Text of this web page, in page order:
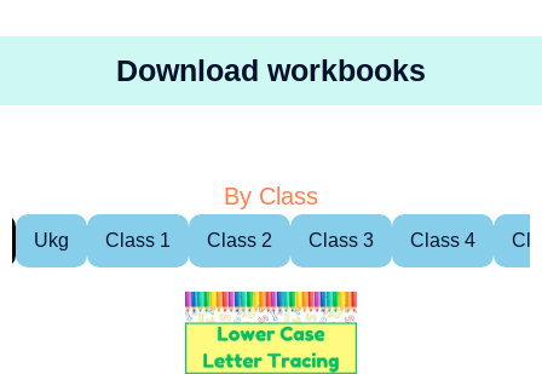
Download workbooks
By Class
Ukg Class 1 Class 2 Class 3 Class 4